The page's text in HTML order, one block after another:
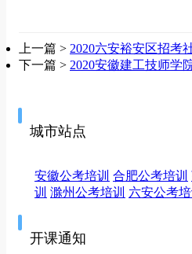
上一篇 > 2020六安裕安区招考
下一篇 > 2020安徽建工技师学
城市站点
安徽公考培训 合肥公考培训
训 滁州公考培训 六安公考培
开课通知